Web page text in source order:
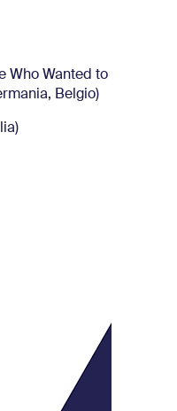
Who Wanted to
Belgio)